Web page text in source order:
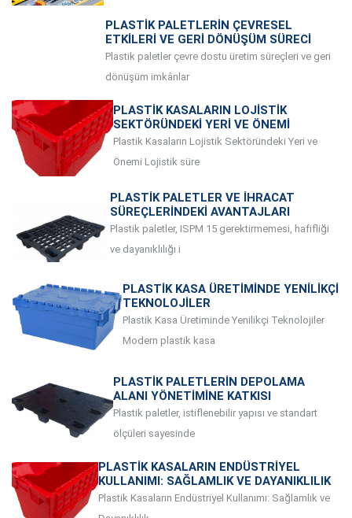
PLASTIK PALETLERIN ÇEVRESEL
ETKILERI VE GERI DÖNÜŞÜM SÜRECI
Plastik paletler çevre dostu üretim süreçleri ve geri
dönüşüm imkânlar
PLASTIK KASALARIN LOJISTIK
SEKTÖRÜNDEKI YERI VE ÖNEMI
Plastik Kasaların Lojistik Sektöründeki Yeri ve
Önemi Lojistik süre
PLASTIK PALETLER VE İHRACAT
SÜREÇLERINDEKI AVANTAJLARI
Plastik paletler, ISPM 15 gerektirmemesi, hafifliği
ve dayanıklılığı i
PLASTIK KASA ÜRETIMINDE YENILIKÇI
TEKNOLOJILER
Plastik Kasa Üretiminde Yenilikçi Teknolojiler
Modern plastik kasa
PLASTIK PALETLERIN DEPOLAMA
ALANI YÖNETIMINE KATKISI
Plastik paletler, istiflenebilir yapısı ve standart
ölçüleri sayesinde
PLASTIK KASALARIN ENDÜSTRIYEL
KULLANIMI: SAĞLAMLIK VE DAYANIKLILIK
Plastik Kasaların Endüstriyel Kullanımı: Sağlamlık ve